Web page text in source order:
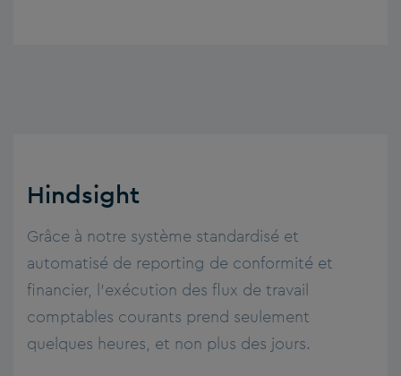
Hindsight
Grâce à notre système standardisé et
automatisé de reporting de conformité et
financier, l’exécution des flux de travail
comptables courants prend seulement
quelques heures, et non plus des jours.